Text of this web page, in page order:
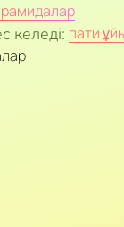
келеді: пати